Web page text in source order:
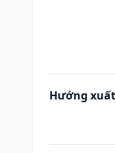
Hướng